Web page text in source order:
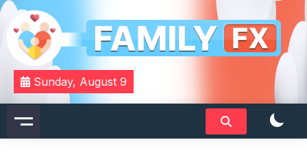
Skip
content
Familyfx
Your Daily Dose of Family Wisdom
Sunday, August 9